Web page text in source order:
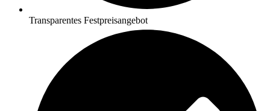
Transparentes Festpreisangebot